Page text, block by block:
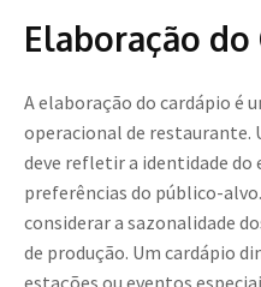
Elaboração do
A elaboração do cardápio é
operacional de restaurante.
deve refletir a identidade
preferências do público-
considerar a sazonalidade
de produção. Um cardápio